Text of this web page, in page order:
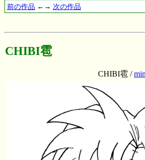
前の作品 ←→ 次の作品
CHIBI雹
CHIBI雹 /